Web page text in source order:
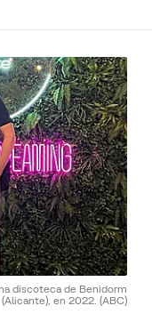
discoteca de Benidorm
(Alicante), en 2022. (ABC)